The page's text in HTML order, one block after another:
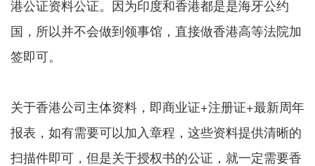
港公证资料公证。因为印度和香港都是是海牙公约
国，所以并不会做到领事馆，直接做香港高等法院加
签即可。
关于香港公司主体资料，即商业证+注册证+最新周年
报表，如有需要可以加入章程，这些资料提供清晰的
扫描件即可，但是关于授权书的公证，就一定需要香